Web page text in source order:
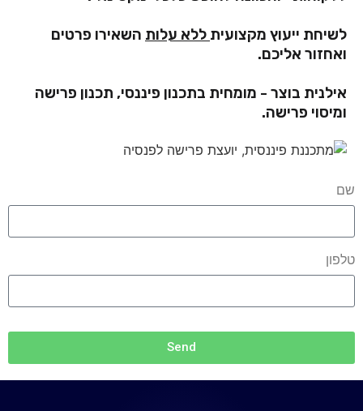
לשיחת ייעוץ מקצועית ללא עלות השאירו פרטים
ואחזור אליכם.
אילנית בוצר - מומחית בתכנון פיננסי, תכנון פרישה
ומיסוי פרישה.
שם
טלפון
Send